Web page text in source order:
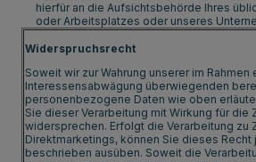
hierfür an die Aufsichtsbehörde Ihres
oder Arbeitsplatzes oder unseres
Widerspruchsrecht
Soweit wir zur Wahrung unserer im Rahmen
Interessensabwägung überwiegenden
personenbezogene Daten wie oben
Sie dieser Verarbeitung mit Wirkung für die
widersprechen. Erfolgt die Verarbeitung zu
Direktmarketings, können Sie dieses
beschrieben ausüben. Soweit die